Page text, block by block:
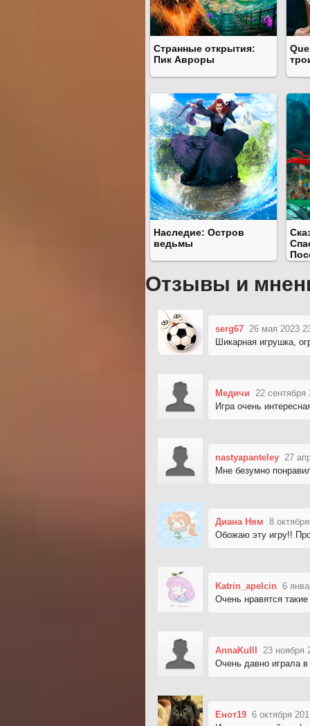
Странные открытия:
Пик Авроры
Наследие: Остров
ведьмы
Отзывы и
serg67 26 мая 2023
Шикарная игрушка,
Медичи
22 сентября
Игра очень
nastyapanteley 27
Мне безумно
Диана Ням 8
Обожаю эту игру!!
Katrin_apelcin 6
Очень нравятся
AnnaKulll
23 ноября
Очень давно играла
Енот19 6 октября